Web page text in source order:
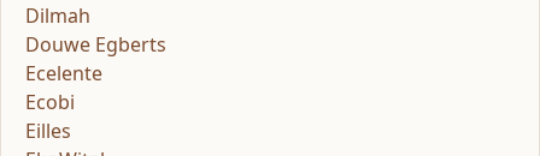
Dilmah
Douwe Egberts
Ecelente
Ecobi
Eilles